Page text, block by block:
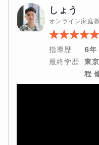
ます。
2回目〜4回目：解いて
ながら、重要なポイン
に、生徒さんからの苦
が苦手になっているか
伝授します。
解説があまりにも分か
ただきます。
しょう
オンライン家庭
指導歴
6年
最終学歴
東
程